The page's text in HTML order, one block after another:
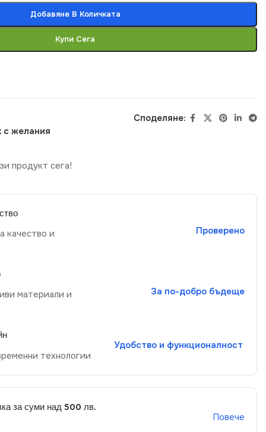
Добавяне В Количката
Купи Сега
с желания
Споделяне:
продукт сега!
качество и Проверено
материали и За по-добро бъдеще
технологии
Удобство и функционалност
за суми над 500 лв.
Повече